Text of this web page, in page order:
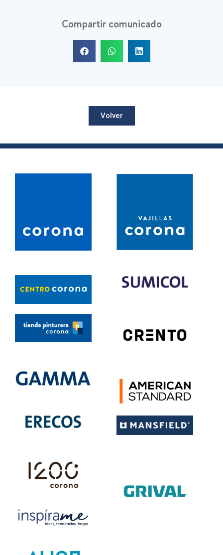
Compartir comunicado
Volver